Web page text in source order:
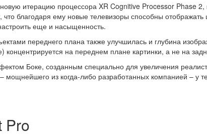
итерацию процессора XR Cognitive Processor Phase
благодаря ему новые телевизоры способны
еще и насыщенность.
переднего плана также улучшилась и глубина
концентрируется на переднем плане картинки, а не на
Боке, созданным специально для увеличения
из когда-либо разработанных компанией – у
Pro